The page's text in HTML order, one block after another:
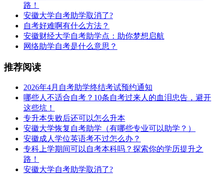
路！
安徽大学自考助学取消了?
自考好难啊有什么方法？
安徽财经大学自考助学点：助你梦想启航
网络助学自考是什么意思？
推荐阅读
2026年4月自考助学终结考试预约通知
哪些人不适合自考？10条自考过来人的血泪忠告，避开
这些坑！
专升本失败后还可以怎么升本
安徽大学恢复自考助学（有哪些专业可以助学？）
安徽成人学位英语考不过怎么办？
专科上学期间可以自考本科吗？探索你的学历提升之
路！
安徽大学自考助学取消了?